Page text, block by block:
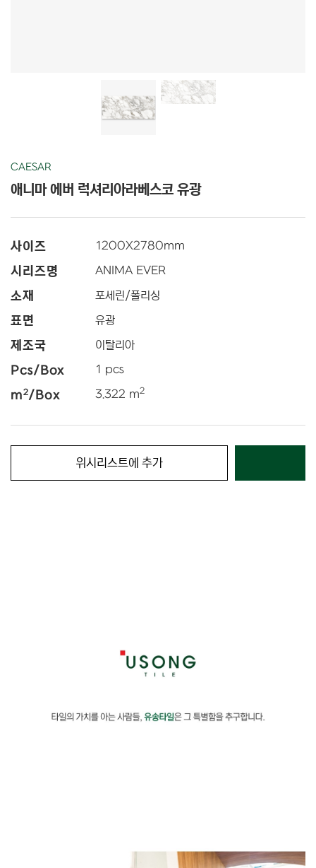
CAESAR
애니마 에버 럭셔리아라베스코 유광
사이즈 1200X2780mm
시리즈명 ANIMA EVER
소재 포세린/폴리싱
표면 유광
제조국 이탈리아
Pcs/Box 1 pcs
m2/Box 3.322 m2
위시리스트에 추가